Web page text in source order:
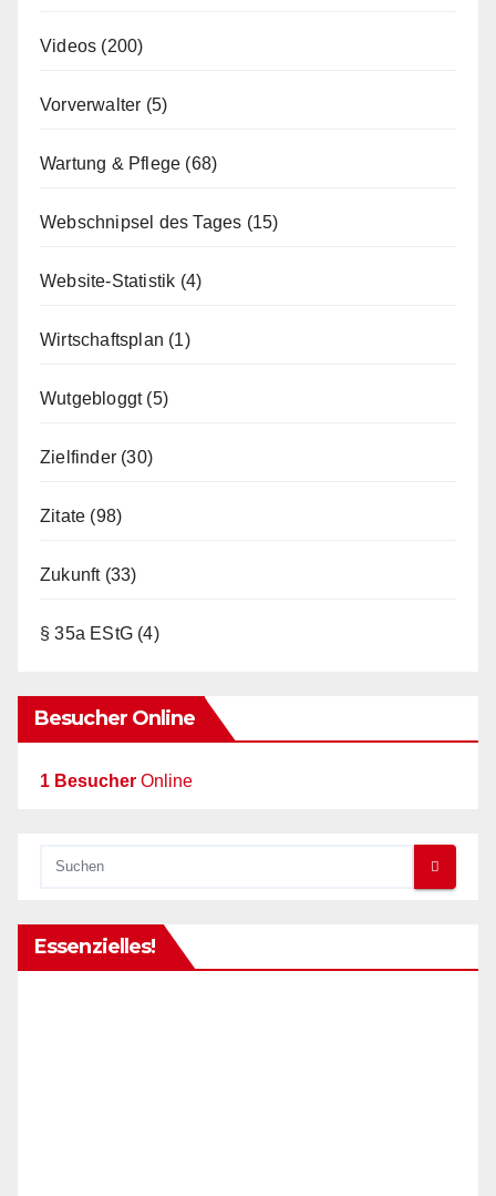
Videos (200)
Vorverwalter (5)
Wartung & Pflege (68)
Webschnipsel des Tages (15)
Website-Statistik (4)
Wirtschaftsplan (1)
Wutgebloggt(5)
Zielfinder (30)
Zitate (98)
Zukunft(33)
§ 35a EStG (4)
Besucher Online
1 Besucher Online
Essenzielles!